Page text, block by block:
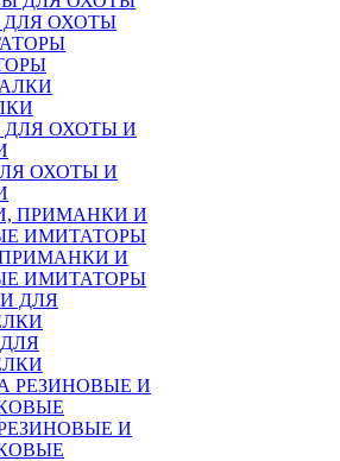
ОХОТЫ
ОХОТЫ И
И
ИМИТАТОРЫ
И